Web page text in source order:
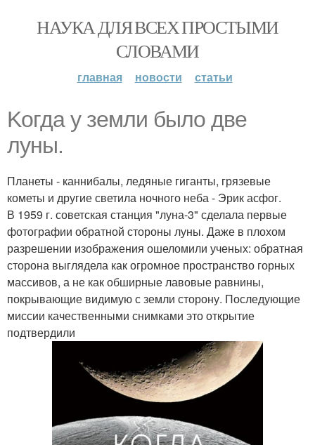
НАУКА ДЛЯ ВСЕХ ПРОСТЫМИ
СЛОВАМИ
главная новости статьи
Kогда у земли было две
луны.
Планеты - каннибалы, ледяные гиганты, грязевые
кометы и другие светила ночного неба - Эрик асфог.
В 1959 г. советская станция "луна-3" сделала первые
фотографии обратной стороны луны. Даже в плохом
разрешении изображения ошеломили ученых: обратная
сторона выглядела как огромное пространство горных
массивов, а не как обширные лавовые равнины,
покрывающие видимую с земли сторону. Последующие
миссии качественными снимками это открытие
подтвердили